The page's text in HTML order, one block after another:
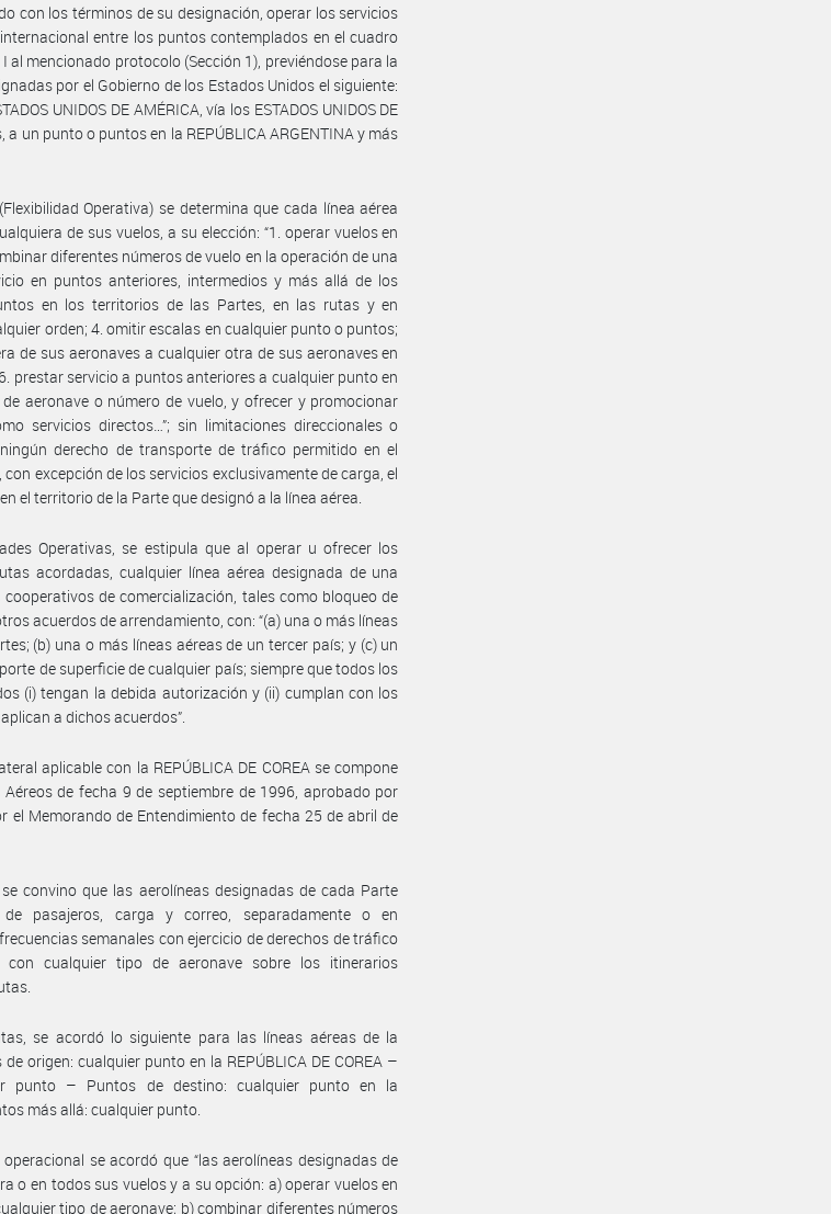
con los términos de su designación, operar los servicios
entre los puntos contemplados en el cuadro
al mencionado protocolo (Sección 1), previéndose para la
por el Gobierno de los Estados Unidos el siguiente:
UNIDOS DE AMÉRICA, vía los ESTADOS UNIDOS DE
un punto o puntos en la REPÚBLICA ARGENTINA y más
Operativa) se determina que cada línea aérea
de sus vuelos, a su elección: “1. operar vuelos en
diferentes números de vuelo en la operación de una
en puntos anteriores, intermedios y más allá de los
en los territorios de las Partes, en las rutas y en
orden; 4. omitir escalas en cualquier punto o puntos;
de sus aeronaves a cualquier otra de sus aeronaves en
prestar servicio a puntos anteriores a cualquier punto en
aeronave o número de vuelo, y ofrecer y promocionar
servicios directos…”; sin limitaciones direccionales o
derecho de transporte de tráfico permitido en el
excepción de los servicios exclusivamente de carga, el
el territorio de la Parte que designó a la línea aérea.
Operativas, se estipula que al operar u ofrecer los
acordadas, cualquier línea aérea designada de una
de comercialización, tales como bloqueo de
acuerdos de arrendamiento, con: “(a) una o más líneas
(b) una o más líneas aéreas de un tercer país; y (c) un
de superficie de cualquier país; siempre que todos los
(i) tengan la debida autorización y (ii) cumplan con los
a dichos acuerdos”.
aplicable con la REPÚBLICA DE COREA se compone
de fecha 9 de septiembre de 1996, aprobado por
el Memorando de Entendimiento de fecha 25 de abril de
convino que las aerolíneas designadas de cada Parte
pasajeros, carga y correo, separadamente o en
semanales con ejercicio de derechos de tráfico
cualquier tipo de aeronave sobre los itinerarios
se acordó lo siguiente para las líneas aéreas de la
de origen: cualquier punto en la REPÚBLICA DE COREA –
punto – Puntos de destino: cualquier punto en la
más allá: cualquier punto.
se acordó que “las aerolíneas designadas de
o en todos sus vuelos y a su opción: a) operar vuelos en
tipo de aeronave; b) combinar diferentes números